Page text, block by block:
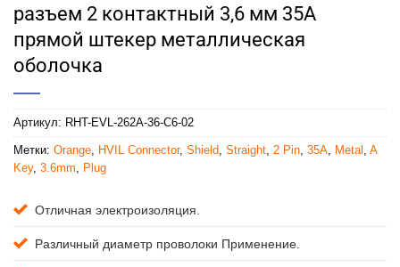
разъем 2 контактный 3,6 мм 35A
прямой штекер металлическая
оболочка
Артикул: RHT-EVL-262A-36-C6-02
Метки: Orange HVIL Connector, Shield Straight 2 Pin 35A Metal A
Key, 3.6mm Plug
Отличная электроизоляция.
Различный диаметр проволоки Применение.